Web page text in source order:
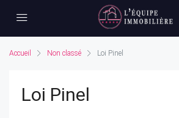
Accueil Non classé Loi Pinel
Loi Pinel